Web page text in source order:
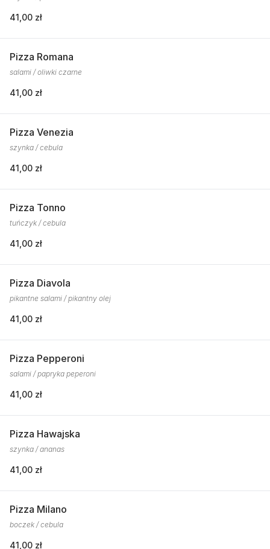
41,00 zł
Pizza Romana
salami / oliwki czarne
41,00 zł
Pizza Venezia
szynka / cebula
41,00 zł
Pizza Tonno
tuńczyk / cebula
41,00 zł
Pizza Diavola
pikantne salami / pikantny olej
41,00 zł
Pizza Pepperoni
salami / papryka peperoni
41,00 zł
Pizza Hawajska
szynka / ananas
41,00 zł
Pizza Milano
boczek / cebula
41,00 zł